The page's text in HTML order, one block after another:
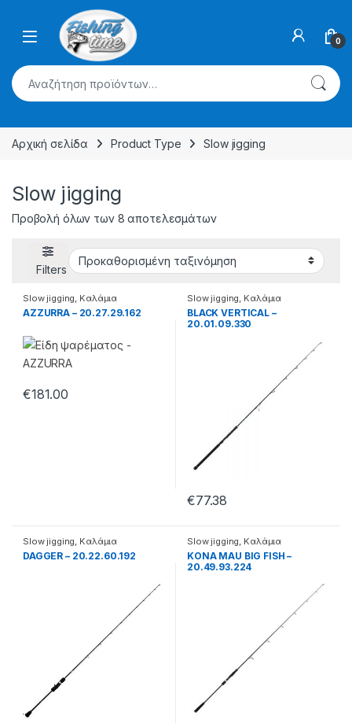
Skip to navigation
0
Αναζήτηση για:
Αρχική σελίδα Product Type Slow jigging
Slow jigging
Προβολή όλων των 8 αποτελεσμάτων
Filters
Slow jigging, Καλάμια
AZZURRA – 20.27.29.162
€181.00
Slow jigging, Καλάμια
BLACK VERTICAL –
20.01.09.330
€77.38
Slow jigging, Καλάμια
DAGGER – 20.22.60.192
Slow jigging, Καλάμια
KONA MAU BIG FISH –
20.49.93.224